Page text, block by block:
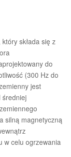
składa się z
do
(300 Hz do
jest
średniej
silną magnetyczną
w celu ogrzewania